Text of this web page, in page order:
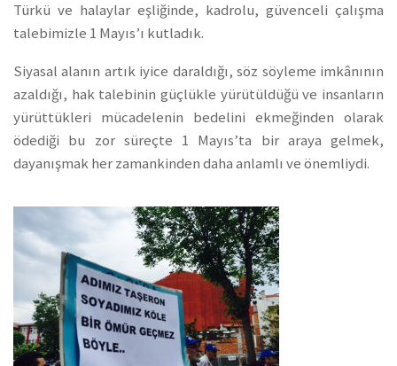
Türkü ve halaylar eşliğinde, kadrolu, güvenceli çalışma
talebimizle 1 Mayıs’ı kutladık.
Siyasal alanın artık iyice daraldığı, söz söyleme imkânının
azaldığı, hak talebinin güçlükle yürütüldüğü ve insanların
yürüttükleri mücadelenin bedelini ekmeğinden olarak
ödediği bu zor süreçte 1 Mayıs’ta bir araya gelmek,
dayanışmak her zamankinden daha anlamlı ve önemliydi.